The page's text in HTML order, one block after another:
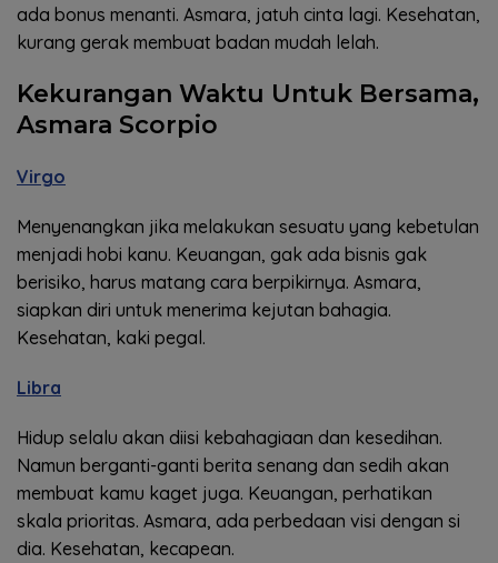
ada bonus menanti. Asmara, jatuh cinta lagi. Kesehatan,
kurang gerak membuat badan mudah lelah.
Kekurangan Waktu Untuk Bersama,
Asmara Scorpio
Virgo
Menyenangkan jika melakukan sesuatu yang kebetulan
menjadi hobi kanu. Keuangan, gak ada bisnis gak
berisiko, harus matang cara berpikirnya. Asmara,
siapkan diri untuk menerima kejutan bahagia.
Kesehatan, kaki pegal.
Libra
Hidup selalu akan diisi kebahagiaan dan kesedihan.
Namun berganti-ganti berita senang dan sedih akan
membuat kamu kaget juga. Keuangan, perhatikan
skala prioritas. Asmara, ada perbedaan visi dengan si
dia. Kesehatan, kecapean.